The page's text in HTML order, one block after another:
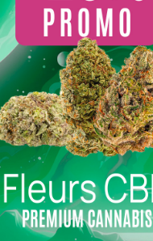
du sommeil. Grâce
il aide àfavoriser
. Bien que les
nombreuses personnes
efficace pour
effets indésirables des